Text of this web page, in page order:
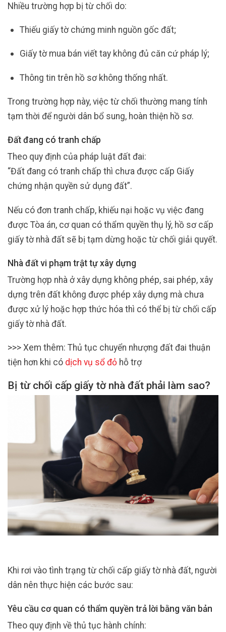
Nhiều trường hợp bị từ chối do:
Thiếu giấy tờ chứng minh nguồn gốc đất;
Giấy tờ mua bán viết tay không đủ căn cứ pháp lý;
Thông tin trên hồ sơ không thống nhất.
Trong trường hợp này, việc từ chối thường mang tính
tạm thời để người dân bổ sung, hoàn thiện hồ sơ.
Đất đang có tranh chấp
Theo quy định của pháp luật đất đai:
“Đất đang có tranh chấp thì chưa được cấp Giấy
chứng nhận quyền sử dụng đất”.
Nếu có đơn tranh chấp, khiếu nại hoặc vụ việc đang
được Tòa án, cơ quan có thẩm quyền thụ lý, hồ sơ cấp
giấy tờ nhà đất sẽ bị tạm dừng hoặc từ chối giải quyết.
Nhà đất vi phạm trật tự xây dựng
Trường hợp nhà ở xây dựng không phép, sai phép, xây
dựng trên đất không được phép xây dựng mà chưa
được xử lý hoặc hợp thức hóa thì có thể bị từ chối cấp
giấy tờ nhà đất.
>>> Xem thêm: Thủ tục chuyển nhượng đất đai thuận
tiện hơn khi có dịch vụ sổ đỏ hỗ trợ
Bị từ chối cấp giấy tờ nhà đất phải làm sao?
Khi rơi vào tình trạng từ chối cấp giấy tờ nhà đất, người
dân nên thực hiện các bước sau:
Yêu cầu cơ quan có thẩm quyền trả lời bằng văn bản
Theo quy định về thủ tục hành chính: